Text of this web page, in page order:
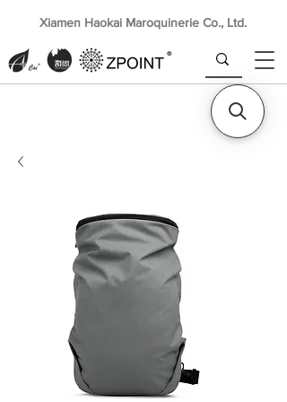
Xiamen Haokai Maroquinerie Co., Ltd.